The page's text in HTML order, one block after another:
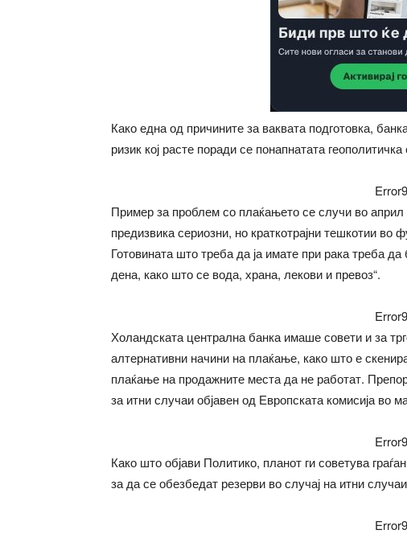
Како една од причините за ваквата подготовка,
ризик кој расте поради се понапнатата
Error9
Пример за проблем со плаќањето се случи во април
предизвика сериозни, но краткотрајни тешкотии
Готовината што треба да ја имате при рака треба
дена, како што се вода, храна, лекови и превоз“.
Error9
Холандската централна банка имаше совети и за
алтернативни начини на плаќање, како што е
плаќање на продажните места да не работат.
за итни случаи објавен од Европската комисија во
Error9
Како што објави Политико, планот ги советува
за да се обезбедат резерви во случај на итни
Error9